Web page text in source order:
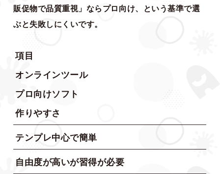
販促物で品質重視」ならプロ向け、という基準で選
ぶと失敗しにくいです。
項目
オンラインツール
プロ向けソフト
作りやすさ
テンプレ中心で簡単
自由度が高いが習得が必要